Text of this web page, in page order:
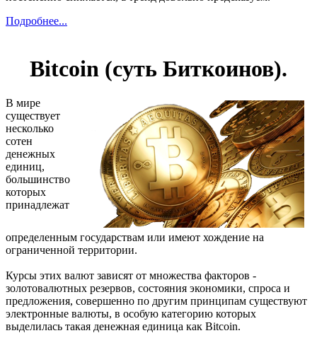
Подробнее...
Bitcoin (суть Биткоинов).
В мире
существует
несколько
сотен
денежных
единиц,
большинство
которых
принадлежат
определенным государствам или имеют хождение на
ограниченной территории.
Курсы этих валют зависят от множества факторов -
золотовалютных резервов, состояния экономики, спроса и
предложения, совершенно по другим принципам существуют
электронные валюты, в особую категорию которых
выделилась такая денежная единица как Bitcoin.